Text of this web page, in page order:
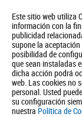
Este sitio web utiliza
información con la
publicidad
supone la
posibilidad de
que sean instaladas
dicha acción podrá
web. Las cookies no
personal. Usted
su configuración
nuestra Política de